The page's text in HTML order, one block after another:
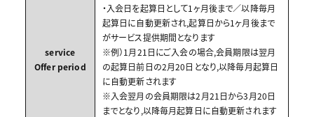
service
Offer period
・入会日を起算日として1ヶ月後まで／以降毎月
起算日に自動更新され,起算日から1ヶ月後まで
がサービス提供期間となります
※例）1月21日にご入会の場合,会員期限は翌月
の起算日前日の2月20日となり,以降毎月起算日
に自動更新されます
※入会翌月の会員期限は2月21日から3月20日
までとなり,以降毎月起算日に自動更新されます